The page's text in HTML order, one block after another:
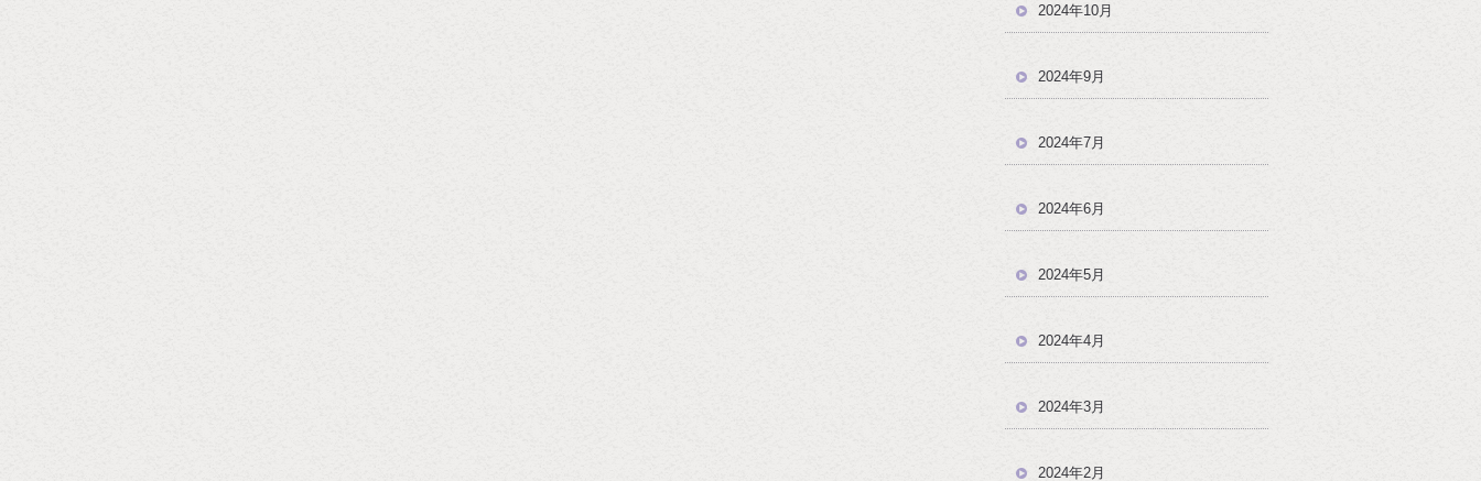
2024年10月
2024年9月
2024年7月
2024年6月
2024年5月
2024年4月
2024年3月
2024年2月